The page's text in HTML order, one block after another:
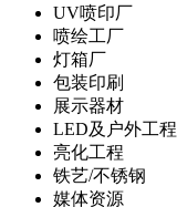
UV喷印厂
喷绘工厂
灯箱厂
包装印刷
展示器材
LED及户外工程
亮化工程
铁艺/不锈钢
媒体资源